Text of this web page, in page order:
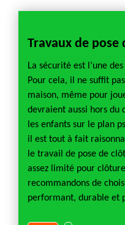
Travaux de
La sécurité est l’une
Pour cela, il ne suffit
maison, même pour
devraient aussi hors du
les enfants sur le plan
il est tout à fait
le travail de pose de
assez limité pour
recommandons de
performant, durable et